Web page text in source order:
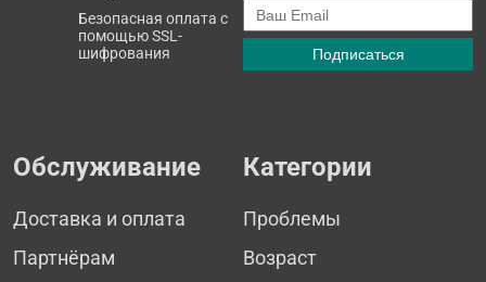
Безопасная оплата с
помощью SSL-
шифрования
Обслуживание
Доставка и оплата
Партнёрам
Категории
Проблемы
Возраст